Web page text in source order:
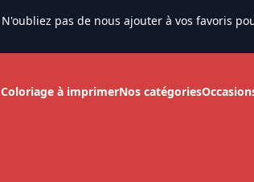
N'oubliez pas de nous ajouter à vos favoris
Coloriage à imprimerNos catégories